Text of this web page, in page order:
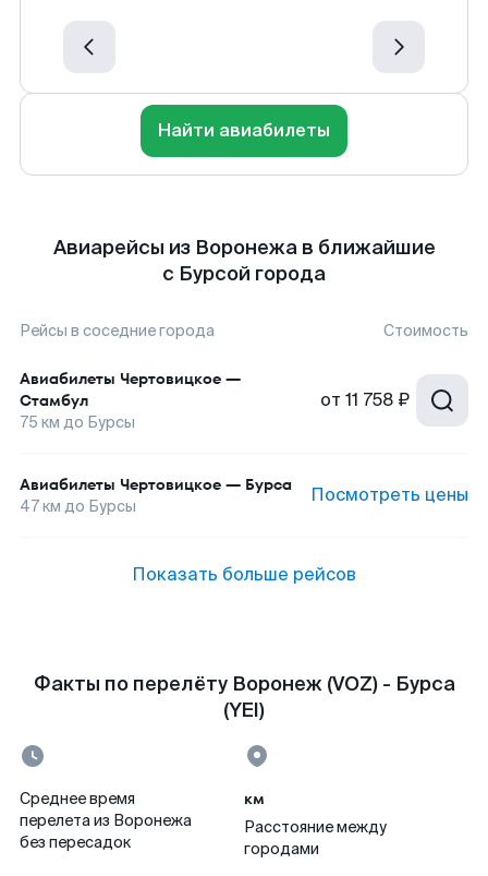
Найти авиабилеты
Авиарейсы из Воронежа в ближайшие
с Бурсой города
Рейсы в соседние города Стоимость
Авиабилеты Чертовицкое —
Стамбул
75 км до Бурсы
от 11 758 ₽
Авиабилеты Чертовицкое — Бурса
47км до Бурсы Посмотреть цены
Показать больше рейсов
Факты по перелёту Воронеж (VOZ) - Бурса
(YEI)
Среднее время
перелета из Воронежа
без пересадок
км
Расстояние между
городами